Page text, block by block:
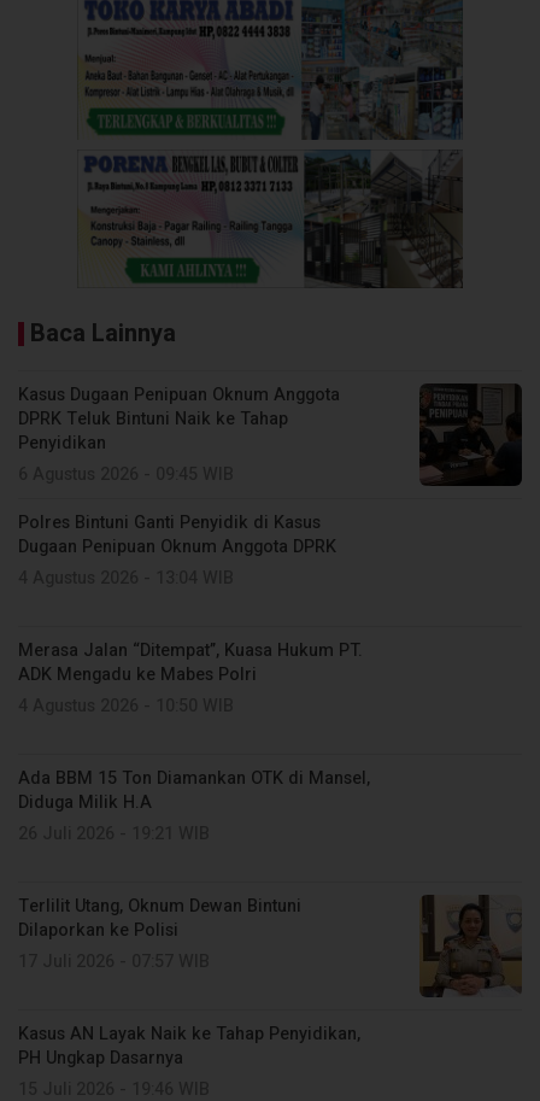
Baca Lainnya
Kasus Dugaan Penipuan Oknum Anggota
DPRK Teluk Bintuni Naik ke Tahap
Penyidikan
Polres Bintuni Ganti Penyidik di Kasus
Dugaan Penipuan Oknum Anggota DPRK
Merasa Jalan “Ditempat”, Kuasa Hukum PT.
ADK Mengadu ke Mabes Polri
Ada BBM 15 Ton Diamankan OTK di Mansel,
Diduga Milik H.A
Terlilit Utang, Oknum Dewan Bintuni
Dilaporkan ke Polisi
Kasus AN Layak Naik ke Tahap Penyidikan,
PH Ungkap Dasarnya